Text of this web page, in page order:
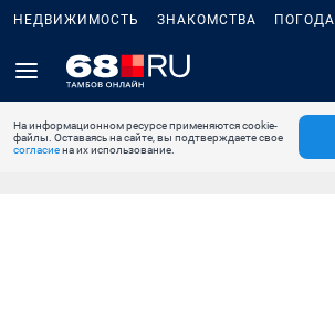
НЕДВИЖИМОСТЬ ЗНАКОМСТВА ПОГОДА
На информационном ресурсе применяются cookie-
файлы. Оставаясь на сайте, вы подтверждаете свое
согласиена их использование.